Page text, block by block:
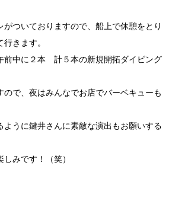
がついておりますので、船上で休憩をとり
きます。
前中に２本 計５本の新規開拓ダイビング
ので、夜はみんなでお店でバーベキューも
ように鍵井さんに素敵な演出もお願いする
みです！（笑）